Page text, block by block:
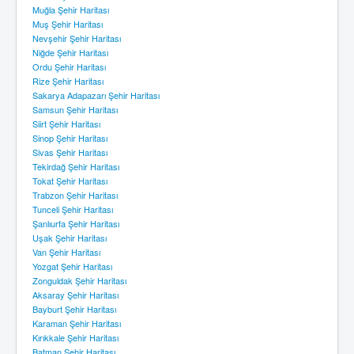
Muğla Şehir Haritası
Muş Şehir Haritası
Nevşehir Şehir Haritası
Niğde Şehir Haritası
Ordu Şehir Haritası
Rize Şehir Haritası
Sakarya Adapazarı Şehir Haritası
Samsun Şehir Haritası
Siirt Şehir Haritası
Sinop Şehir Haritası
Sivas Şehir Haritası
Tekirdağ Şehir Haritası
Tokat Şehir Haritası
Trabzon Şehir Haritası
Tunceli Şehir Haritası
Şanlıurfa Şehir Haritası
Uşak Şehir Haritası
Van Şehir Haritası
Yozgat Şehir Haritası
Zonguldak Şehir Haritası
Aksaray Şehir Haritası
Bayburt Şehir Haritası
Karaman Şehir Haritası
Kırıkkale Şehir Haritası
Batman Şehir Haritası